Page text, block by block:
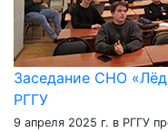
Заседание СНО
РГГУ
9 апреля 2025 г. в РГГУ